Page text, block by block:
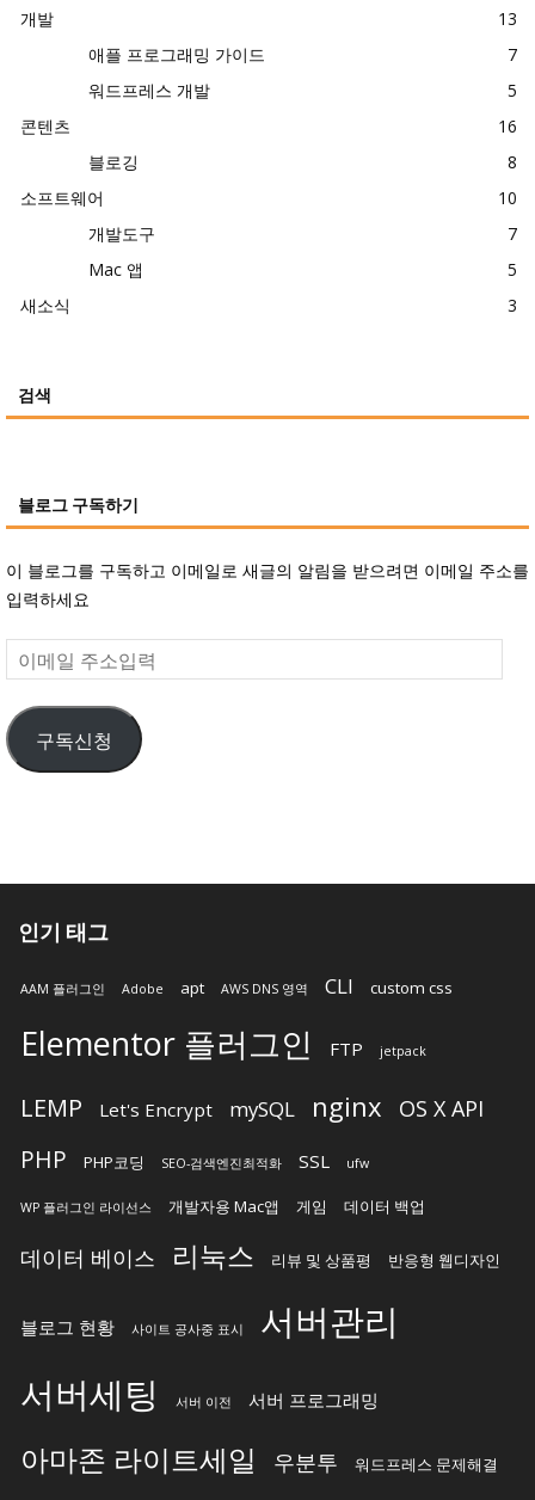
개발
13
애플 프로그래밍 가이드
7
워드프레스 개발
5
콘텐츠
16
블로깅
8
소프트웨어
10
개발도구
7
Mac 앱
5
새소식
3
검색
블로그 구독하기
이 블로그를 구독하고 이메일로 새글의 알림을 받으려면 이메일 주소를
입력하세요
이
메
일
주
소
구독신청
인기 태그
AAM 플러그인 Adobe apt AWS DNS 영역 CLI custom css
Elementor 플러그인 FTP jetpack
LEMP Let's Encrypt mySQL nginx OS X API
PHP PHP코딩 SEO-검색엔진최적화 SSL ufw
WP 플러그인 라이선스 개발자용 Mac앱 게임 데이터 백업
데이터 베이스 리눅스 리뷰 및 상품평 반응형 웹디자인
블로그 현황 사이트 공사중 표시 서버관리
서버세팅 서버 이전 서버 프로그래밍
아마존 라이트세일 우분투 워드프레스 문제해결